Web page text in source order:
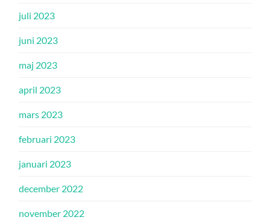
juli 2023
juni 2023
maj 2023
april 2023
mars 2023
februari 2023
januari 2023
december 2022
november 2022